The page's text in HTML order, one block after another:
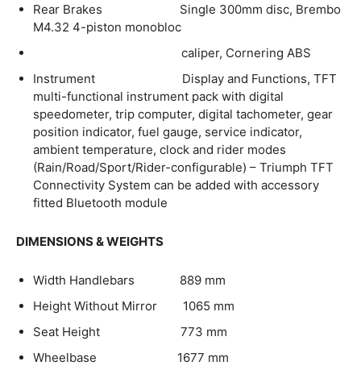
Rear Brakes Single 300mm disc, Brembo
M4.32 4-piston monobloc
caliper, Cornering ABS
Instrument Display and Functions, TFT
multi-functional instrument pack with digital
speedometer, trip computer, digital tachometer, gear
position indicator, fuel gauge, service indicator,
ambient temperature, clock and rider modes
(Rain/Road/Sport/Rider-configurable) – Triumph TFT
Connectivity System can be added with accessory
fitted Bluetooth module
DIMENSIONS & WEIGHTS
Width Handlebars 889 mm
Height Without Mirror 1065 mm
Seat Height 773 mm
Wheelbase 1677 mm